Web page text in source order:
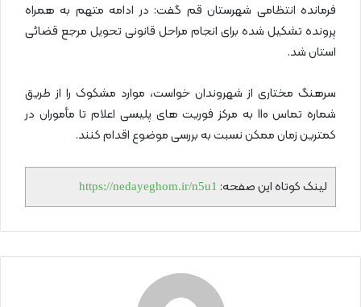
فرمانده انتظامی شهرستان قم گفت: در ادامه متهم به همراه
پرونده تشکیل شده برای انجام مراحل قانونی تحویل مرجع قضائی
استان شد.
سرهنگ مختاری از شهروندان خواست، موارد مشکوک را از طریق
شماره تماس 110 به مرکز فوریت های پلیسی اعلام تا مأموران در
کمترین زمان ممکن نسبت به بررسی موضوع اقدام کنند.
لینک کوتاه این صفحه: https://nedayeghom.ir/n5u1